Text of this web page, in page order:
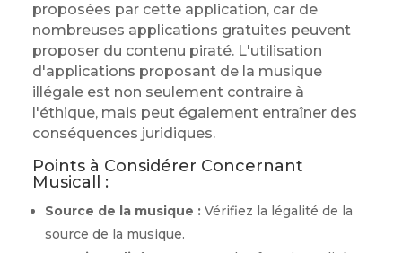
proposées par cette application, car de
nombreuses applications gratuites peuvent
proposer du contenu piraté. L'utilisation
d'applications proposant de la musique
illégale est non seulement contraire à
l'éthique, mais peut également entraîner des
conséquences juridiques.
Points à Considérer Concernant
Musicall :
Source de la musique :Vérifiez la légalité de la
source de la musique.